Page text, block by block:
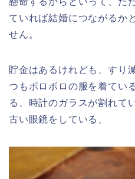
ていれば結婚につながるか
せん。
貯金はあるけれども、すり
つもボロボロの服を着てい
る、時計のガラスが割れて
古い眼鏡をしている、